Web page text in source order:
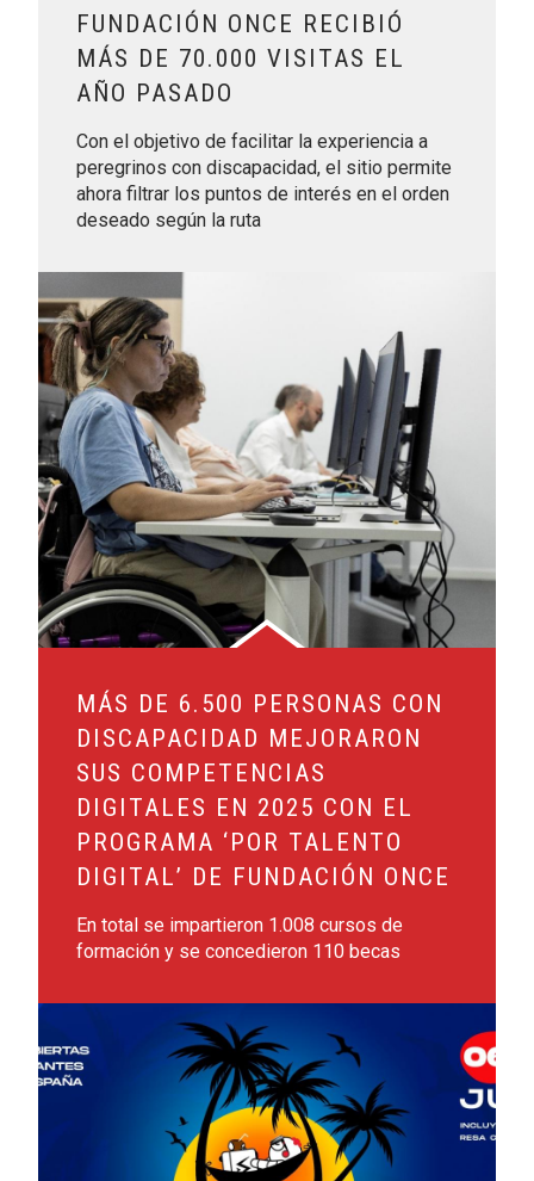
FUNDACIÓN ONCE RECIBIÓ
MÁS DE 70.000 VISITAS EL
AÑO PASADO
Con el objetivo de facilitar la experiencia a
peregrinos con discapacidad, el sitio permite
ahora filtrar los puntos de interés en el orden
deseado según la ruta
MÁS DE 6.500 PERSONAS CON
DISCAPACIDAD MEJORARON
SUS COMPETENCIAS
DIGITALES EN 2025 CON EL
PROGRAMA ‘POR TALENTO
DIGITAL’ DE FUNDACIÓN ONCE
En total se impartieron 1.008 cursos de
formación y se concedieron 110 becas
Leer más sobre Málaga acogerá el campamento de verano